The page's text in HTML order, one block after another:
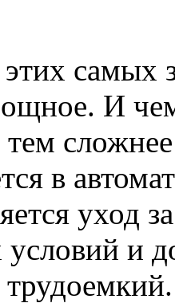
самых
И
в
уход
и